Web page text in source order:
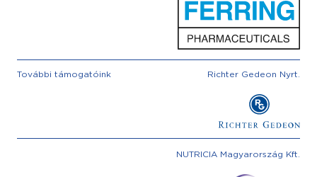
További támogatóink Richter Gedeon Nyrt.
NUTRICIA Magyarország Kft.